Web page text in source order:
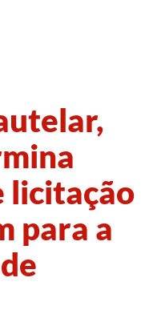
licitação
para a